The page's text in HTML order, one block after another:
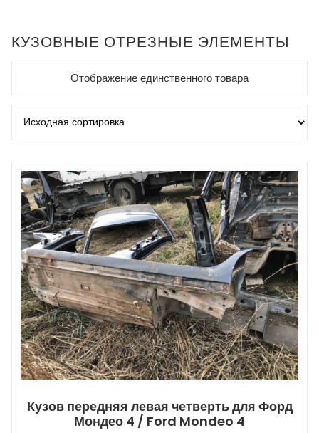
КУЗОВНЫЕ ОТРЕЗНЫЕ ЭЛЕМЕНТЫ
Отображение единственного товара
Кузов передняя левая четверть для Форд
Мондео 4 / Ford Mondeo 4